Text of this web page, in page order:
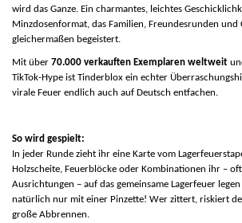
wird das Ganze. Ein charmantes, leichtes
Minzdosenformat, das Familien, Freundesrunden und
gleichermaßen begeistert.
Mit über 70.000 verkauften Exemplaren weltweit
TikTok-Hype ist Tinderblox ein echter
virale Feuer endlich auch auf Deutsch entfachen.
So wird gespielt:
In jeder Runde zieht ihr eine Karte vom
Holzscheite, Feuerblöcke oder Kombinationen ihr –
Ausrichtungen – auf das gemeinsame Lagerfeuer
natürlich nur mit einer Pinzette! Wer zittert, riskiert
große Abbrennen.